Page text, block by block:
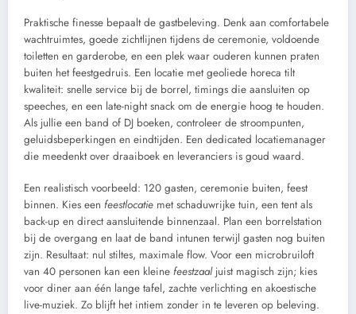
Praktische finesse bepaalt de gastbeleving. Denk aan comfortabele
wachtruimtes, goede zichtlijnen tijdens de ceremonie, voldoende
toiletten en garderobe, en een plek waar ouderen kunnen praten
buiten het feestgedruis. Een locatie met geoliede horeca tilt
kwaliteit: snelle service bij de borrel, timings die aansluiten op
speeches, en een late-night snack om de energie hoog te houden.
Als jullie een band of DJ boeken, controleer de stroompunten,
geluidsbeperkingen en eindtijden. Een dedicated locatiemanager
die meedenkt over draaiboek en leveranciers is goud waard.
Een realistisch voorbeeld: 120 gasten, ceremonie buiten, feest
binnen. Kies een feestlocatie met schaduwrijke tuin, een tent als
back-up en direct aansluitende binnenzaal. Plan een borrelstation
bij de overgang en laat de band intunen terwijl gasten nog buiten
zijn. Resultaat: nul stiltes, maximale flow. Voor een microbruiloft
van 40 personen kan een kleine feestzaaljuist magisch zijn; kies
voor diner aan één lange tafel, zachte verlichting en akoestische
live-muziek. Zo blijft het intiem zonder in te leveren op beleving.